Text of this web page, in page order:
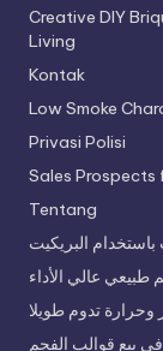
Creative DIY
Living
Kontak
Low Smoke
Privasi Polisi
Sales Prospects
Tentang
باستخدام البريكيت
عالي الأداء
وحرارة تدوم طويلا
بيع قوالب الفحم